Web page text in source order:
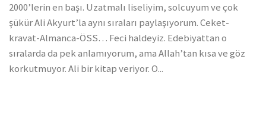
2000’lerin en başı. Uzatmalı liseliyim, solcuyum ve çok
şükür Ali Akyurt’la aynı sıraları paylaşıyorum. Ceket-
kravat-Almanca-ÖSS… Feci haldeyiz. Edebiyattan o
sıralarda da pek anlamıyorum, ama Allah’tan kısa ve göz
korkutmuyor. Ali bir kitap veriyor. O...